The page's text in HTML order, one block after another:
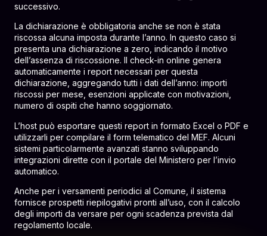
successivo.
La dichiarazione è obbligatoria anche se non è stata
riscossa alcuna imposta durante l’anno. In questo caso si
presenta una dichiarazione a zero, indicando il motivo
dell’assenza di riscossione. Il check-in online genera
automaticamente i report necessari per questa
dichiarazione, aggregando tutti i dati dell’anno: importi
riscossi per mese, esenzioni applicate con motivazioni,
numero di ospiti che hanno soggiornato.
L’host può esportare questi report in formato Excel o PDF e
utilizzarli per compilare il form telematico del MEF. Alcuni
sistemi particolarmente avanzati stanno sviluppando
integrazioni dirette con il portale del Ministero per l’invio
automatico.
Anche per i versamenti periodici al Comune, il sistema
fornisce prospetti riepilogativi pronti all’uso, con il calcolo
degli importi da versare per ogni scadenza prevista dal
regolamento locale.